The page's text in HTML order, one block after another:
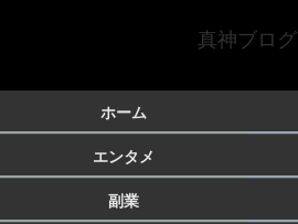
真神ブログ
ホーム
エンタメ
副業